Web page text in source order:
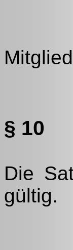
§ 10
Die
gültig.